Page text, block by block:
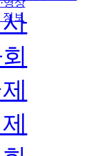
영상
정보